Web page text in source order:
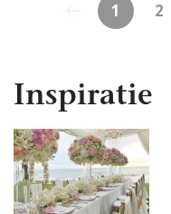
1 2
Inspiratie